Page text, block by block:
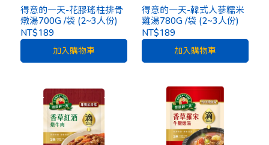
得意的一天-花膠瑤柱排骨
燉湯700G /袋 (2~3人份)
NT$189
加入購物車
得意的一天-韓式人蔘糯米
雞湯780G /袋 (2~3人份)
NT$189
加入購物車